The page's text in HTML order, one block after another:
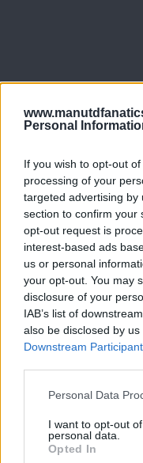
Personal
If you wish to opt-out
processing of your
targeted advertising by
section to confirm your
opt-out request is
interest-based ads
us or personal
your opt-out. You may
disclosure of your
IAB’s list of
also be disclosed by
Downstream
Please note that this
not limited to your visit
grant or deny consent
use your data for
Personal Data
I want to opt-out
personal data.
Opted In
Meccs
Paris
Felkészülési szezon 4.
Nya Ullevi, Göteborg